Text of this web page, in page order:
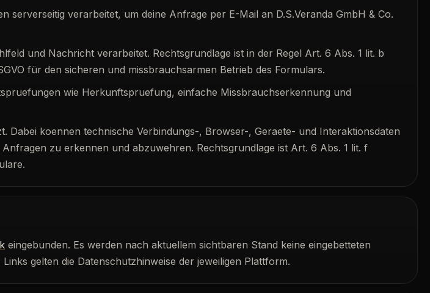
verarbeitet, um deine Anfrage per E-Mail an D.S.Veranda GmbH & Co.
und Nachricht verarbeitet. Rechtsgrundlage ist in der Regel Art. 6 Abs. 1 lit. b
für den sicheren und missbrauchsarmen Betrieb des Formulars.
wie Herkunftspruefung, einfache Missbrauchserkennung und
koennen technische Verbindungs-, Browser-, Geraete- und Interaktionsdaten
zu erkennen und abzuwehren. Rechtsgrundlage ist Art. 6 Abs. 1 lit. f
eingebunden. Es werden nach aktuellem sichtbaren Stand keine eingebetteten
gelten die Datenschutzhinweise der jeweiligen Plattform.